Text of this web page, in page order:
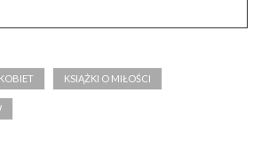
KSIĄŻKI O MIŁOŚCI